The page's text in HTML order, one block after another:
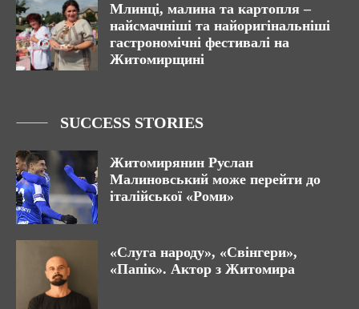
Млинці, малина та картопля –
найсмачніші та найоригінальніші
гастрономічні фестивалі на
Житомирщині
SUCCESS STORIES
Житомирянин Руслан
Малиновський може перейти до
італійської «Роми»
«Слуга народу», «Свінгери»,
«Папік». Актор з Житомира